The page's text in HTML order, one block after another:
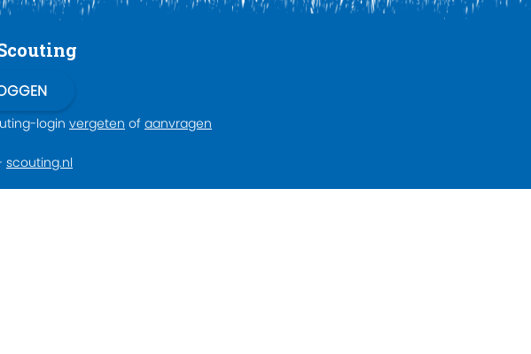
login vergeten of aanvragen
scouting.nl